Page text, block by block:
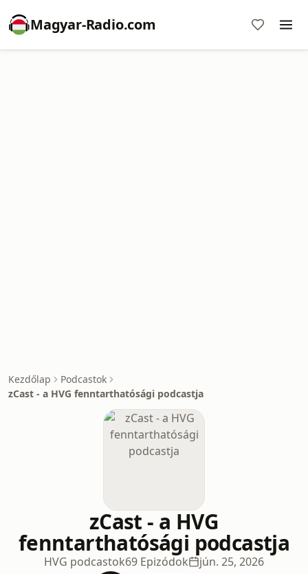
Magyar-Radio.com
Kezdőlap
Podcastok
zCast - a HVG fenntarthatósági podcastja
zCast - a HVG
fenntarthatósági podcastja
HVG podcastok69 Epizódok jún. 25, 2026